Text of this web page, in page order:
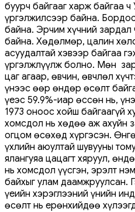
буурч байгааг харж байгаа
үргэлжилсээр байна.
байна. Эрчим хүчний зардал
байна. Хөдөлмөр, цалин
асуудалтай хэвээр байгаа
үргэлжлүүлж болно. Мөн
цаг агаар, өвчин, өвчлөл
үнээс өөр өндөр өсөлт
үеэс 59.9%-иар өссөн нь,
1973 оноос хойш байгаагүй
хомсдол нь хөдөө аж ахуйн
огцом өсөхөд хүргэсэн.
үхлийн аюултай шувууны
ялангуяа цацагт хяруул,
нь хомсдол үүсгэн, эрэлт
байхыг улам даамжруулсан.
үеийн хэрэглээний үнийн
өсөлт нь ерөнхийдөө